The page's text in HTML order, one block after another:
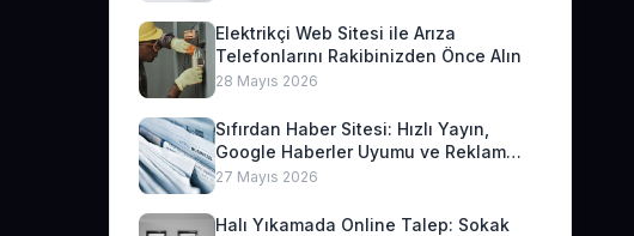
Elektrikçi Web Sitesi ile Arıza
Telefonlarını Rakibinizden Önce Alın
28 Mayıs 2026
Sıfırdan Haber Sitesi: Hızlı Yayın,
Google Haberler Uyumu ve Reklam
Geliri
27 Mayıs 2026
Halı Yıkamada Online Talep: Sokak